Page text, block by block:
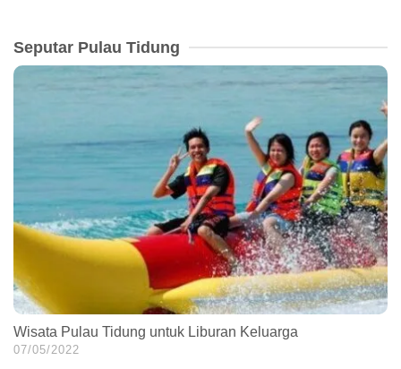
Seputar Pulau Tidung
Wisata Pulau Tidung untuk Liburan Keluarga
07/05/2022